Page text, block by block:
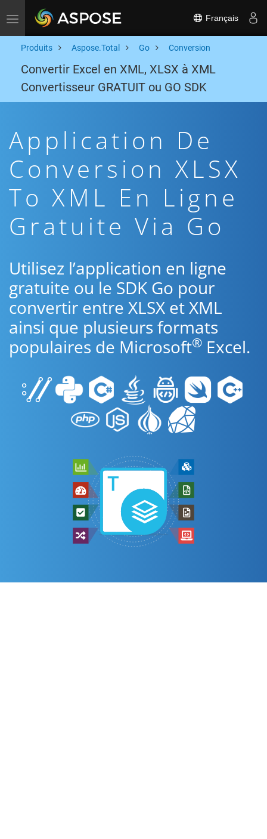
Toggle navigation Français
Produits Aspose.Total Go Conversion
Convertir Excel en XML, XLSX à XML
Convertisseur GRATUIT ou GO SDK
Application De
Conversion XLSX
To XML En Ligne
Gratuite Via Go
Utilisez l’application en ligne
gratuite ou le SDK Go pour
convertir entre XLSX et XML
ainsi que plusieurs formats
populaires de Microsoft® Excel.